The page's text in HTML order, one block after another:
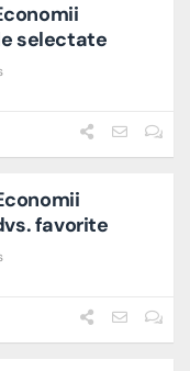
selectate
favorite